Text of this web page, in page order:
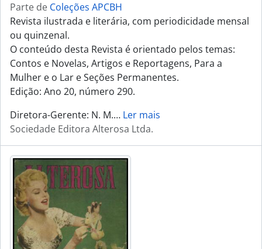
Parte de Coleções APCBH
Revista ilustrada e literária, com periodicidade mensal
ou quinzenal.
O conteúdo desta Revista é orientado pelos temas:
Contos e Novelas, Artigos e Reportagens, Para a
Mulher e o Lar e Seções Permanentes.
Edição: Ano 20, número 290.
Diretora-Gerente: N. M.… Ler mais
Sociedade Editora Alterosa Ltda.